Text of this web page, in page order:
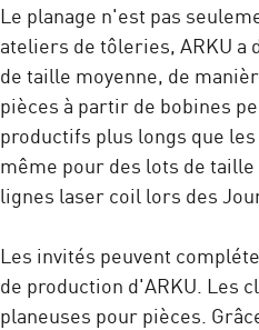
Le planage n'est pas
ateliers de tôleries, ARKU a
de taille moyenne, de
pièces à partir de bobines
productifs plus longs que
même pour des lots de
lignes laser coil lors des
Les invités peuvent
de production d'ARKU. Les
planeuses pour pièces.